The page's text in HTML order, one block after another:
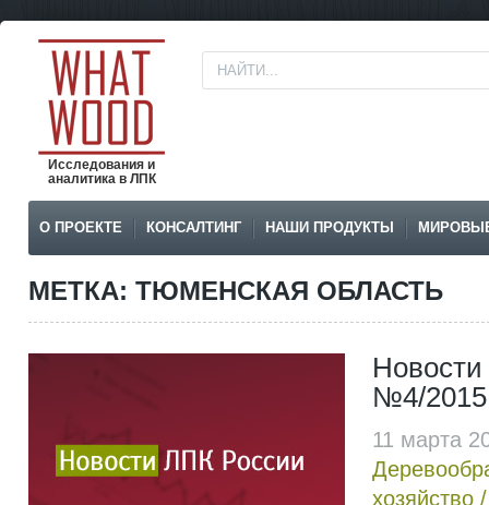
Исследования и
аналитика в ЛПК
О ПРОЕКТЕ КОНСАЛТИНГ НАШИ ПРОДУКТЫ
МЕТКА: ТЮМЕНСКАЯ ОБЛАСТЬ
№4/2015
11 марта
хозяйство